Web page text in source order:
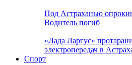
Под Астраханью
Водитель погиб
«Лада Ларгус»
электропередач в
Спорт